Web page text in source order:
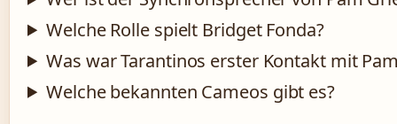
Welche Rolle spielt Bridget Fonda?
Was war Tarantinos erster Kontakt mit
Welche bekannten Cameos gibt es?